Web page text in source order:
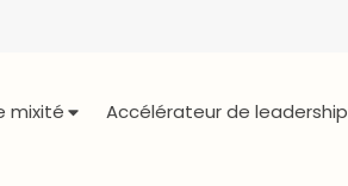
mixité Accélérateur de leadership